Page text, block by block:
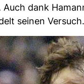
dank
seinen Versuch.